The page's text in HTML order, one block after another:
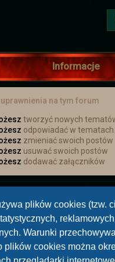
plików cookies (tzw.
Warunki
plików cookies można
Koniec wyprawy
Wydarzenie w dalekiej
Niestety wiedza o tym co
zaczęło dziać jest poza
większości z nich.
Zapraszamy do Aktualizacji
kilka rzeczy
Świąteczna uczta
która odbędzie się od
do 9 stycznia. Więcej
znajdziecie więcej :)
Informacje
na tym forum
tworzyć nowych
odpowiadać w tematach
zmieniać swoich postów
usuwać swoich postów
dodawać załączników